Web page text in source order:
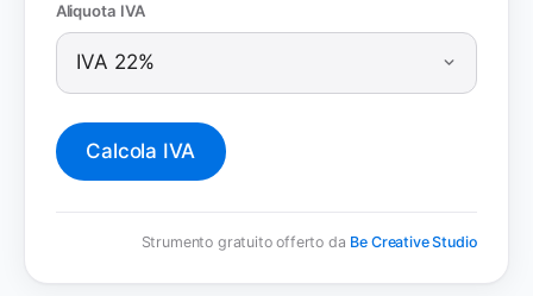
Aliquota IVA
Calcola IVA
Strumento gratuito offerto da Be Creative Studio